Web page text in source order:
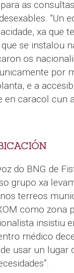
as
“Un
xa que
se instalou
os
por
e a
en caracol cun
do BNG de
grupo xa
terreos
como zona
insistiu
médico
usar un lugar